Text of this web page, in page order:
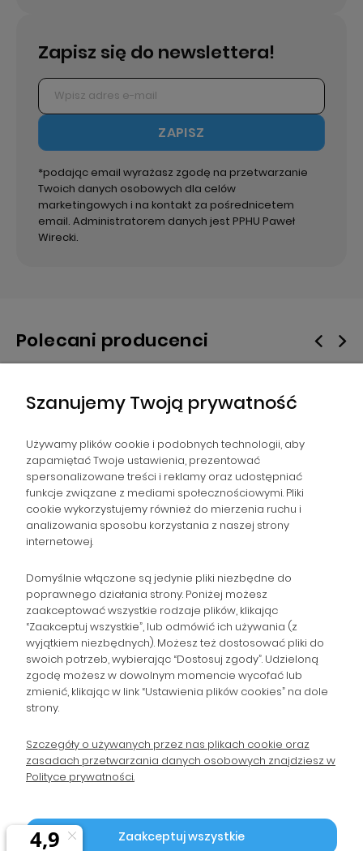
Zapisz się do newslettera!
ZAPISZ
*podając email wyrażasz zgodę na przetwarzanie
Twoich danych osobowych dla celów
marketingowych i na kontakt za pośrednicetem
email. Administratorem danych jest PPHU Paweł
Wirecki.
Polecani producenci
NAWIGACJA
POMOC
ZAMÓWIENIA
POPULARNE KATEGORIE
Gromadzka 46
sklep@wpc24.pl
2026 © by WPC24 Tusze Tonery |
P.P.H.U. WIREX | NIP: 9590078811
Zapisz się na Newsletter i
Szanujemy Twoją prywatność
Używamy plików cookie i podobnych technologii, aby
zapamiętać Twoje ustawienia, prezentować
spersonalizowane treści i reklamy oraz udostępniać
funkcje związane z mediami społecznościowymi. Pliki
cookie wykorzystujemy również do mierzenia ruchu i
analizowania sposobu korzystania z naszej strony
internetowej.
Domyślnie włączone są jedynie pliki niezbędne do
poprawnego działania strony. Poniżej możesz
zaakceptować wszystkie rodzaje plików, klikając
“Zaakceptuj wszystkie”, lub odmówić ich używania (z
wyjątkiem niezbędnych). Możesz też dostosować pliki do
swoich potrzeb, wybierając “Dostosuj zgody”. Udzieloną
zgodę możesz w dowolnym momencie wycofać lub
zmienić, klikając w link “Ustawienia plików cookies” na dole
strony.
Szczegóły o używanych przez nas plikach cookie oraz
zasadach przetwarzania danych osobowych znajdziesz w
Polityce prywatności.
Zaakceptuj wszystkie